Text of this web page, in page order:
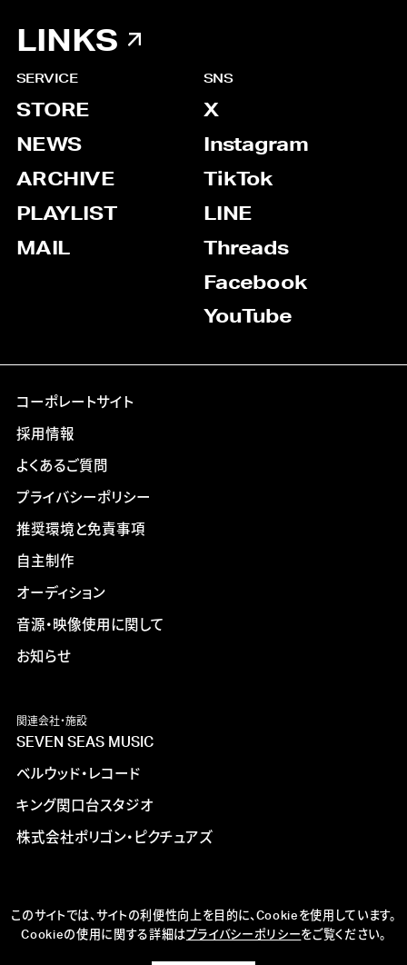
LINKS
SERVICE
STORE
NEWS
ARCHIVE
PLAYLIST
MAIL
SNS
X
Instagram
TikTok
LINE
Threads
Facebook
YouTube
コーポレートサイト
採用情報
よくあるご質問
プライバシーポリシー
推奨環境と免責事項
自主制作
オーディション
音源・映像使用に関して
お知らせ
関連会社・施設
SEVEN SEAS MUSIC
ベルウッド・レコード
キング関口台スタジオ
株式会社ポリゴン・ピクチュアズ
このサイトでは、サイトの利便性向上を目的に、Cookieを使用しています。
Cookieの使用に関する詳細はプライバシーポリシーをご覧ください。